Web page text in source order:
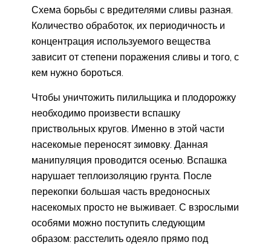
Схема борьбы с вредителями сливы разная.
Количество обработок, их периодичность и
концентрация используемого вещества
зависит от степени поражения сливы и того, с
кем нужно бороться.
Чтобы уничтожить пилильщика и плодорожку
необходимо произвести вспашку
приствольных кругов. Именно в этой части
насекомые переносят зимовку. Данная
манипуляция проводится осенью. Вспашка
нарушает теплоизоляцию грунта. После
перекопки большая часть вредоносных
насекомых просто не выживает. С взрослыми
особями можно поступить следующим
образом: расстелить одеяло прямо под